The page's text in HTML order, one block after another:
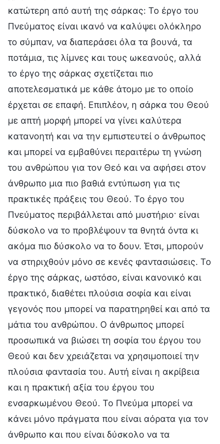
κατώτερη από αυτή της σάρκας: Το έργο του
Πνεύματος είναι ικανό να καλύψει ολόκληρο
το σύμπαν, να διαπεράσει όλα τα βουνά, τα
ποτάμια, τις λίμνες και τους ωκεανούς, αλλά
το έργο της σάρκας σχετίζεται πιο
αποτελεσματικά με κάθε άτομο με το οποίο
έρχεται σε επαφή. Επιπλέον, η σάρκα του Θεού
με απτή μορφή μπορεί να γίνει καλύτερα
κατανοητή και να την εμπιστευτεί ο άνθρωπος
και μπορεί να εμβαθύνει περαιτέρω τη γνώση
του ανθρώπου για τον Θεό και να αφήσει στον
άνθρωπο μια πιο βαθιά εντύπωση για τις
πρακτικές πράξεις του Θεού. Το έργο του
Πνεύματος περιβάλλεται από μυστήριο· είναι
δύσκολο να το προβλέψουν τα θνητά όντα κι
ακόμα πιο δύσκολο να το δουν. Έτσι, μπορούν
να στηριχθούν μόνο σε κενές φαντασιώσεις. Το
έργο της σάρκας, ωστόσο, είναι κανονικό και
πρακτικό, διαθέτει πλούσια σοφία και είναι
γεγονός που μπορεί να παρατηρηθεί και από τα
μάτια του ανθρώπου. Ο άνθρωπος μπορεί
προσωπικά να βιώσει τη σοφία του έργου του
Θεού και δεν χρειάζεται να χρησιμοποιεί την
πλούσια φαντασία του. Αυτή είναι η ακρίβεια
και η πρακτική αξία του έργου του
ενσαρκωμένου Θεού. Το Πνεύμα μπορεί να
κάνει μόνο πράγματα που είναι αόρατα για τον
άνθρωπο και που είναι δύσκολο να τα